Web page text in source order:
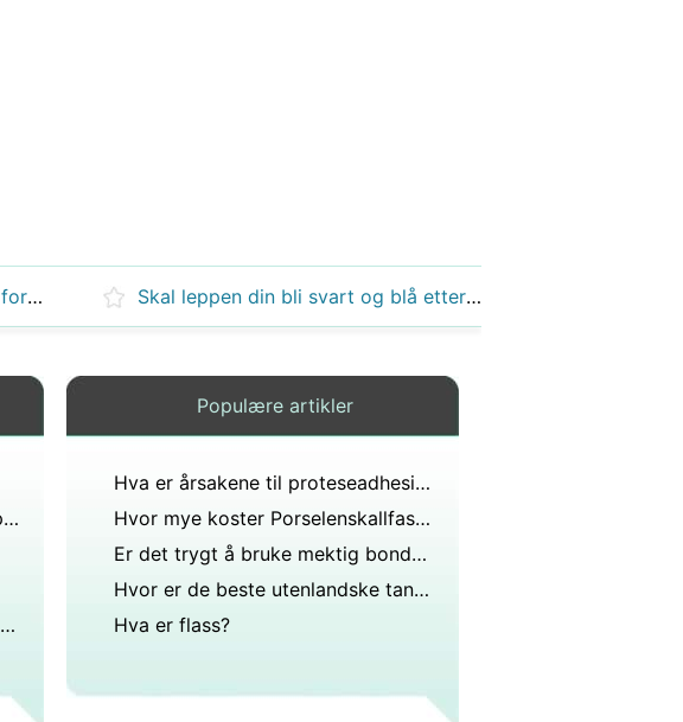
Kan Superior vena cava syndrom forårsake hevelse i ansiktet? Skal leppen din bli svart og blå etter at du har fått den hull?
Hva kan man forvente med Composite skallfasetter
Hvordan er en tann Forberedt på en Crown
Populære artikler
Hva er årsakene til proteseadhesivene Failure ?
Hvor mye koster Porselenskallfasetter Cost
Er det trygt å bruke mektig bondelim en protese eller falske tenner?
Hvor er de beste utenlandske tannleger for tannimplantater finér?
Hva er flass?